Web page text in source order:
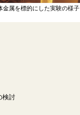
金属を標的にした実験の様子
検討